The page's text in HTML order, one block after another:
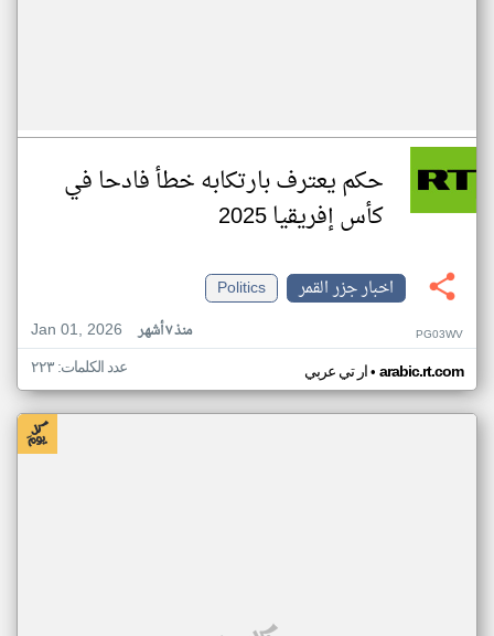
حكم يعترف بارتكابه خطأ فادحا في
كأس إفريقيا 2025
اخبار جزر القمر
Politics
Jan 01, 2026
منذ ٧ أشهر PG03WV
ار تي عربي• arabic.rt.com عدد الكلمات: ٢٢٣